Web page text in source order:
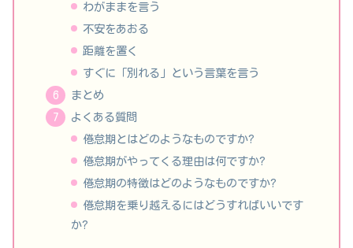
わがままを言う
不安をあおる
距離を置く
すぐに「別れる」という言葉を言う
まとめ
よくある質問
倦怠期とはどのようなものですか?
倦怠期がやってくる理由は何ですか?
倦怠期の特徴はどのようなものですか?
倦怠期を乗り越えるにはどうすればいいです
か?